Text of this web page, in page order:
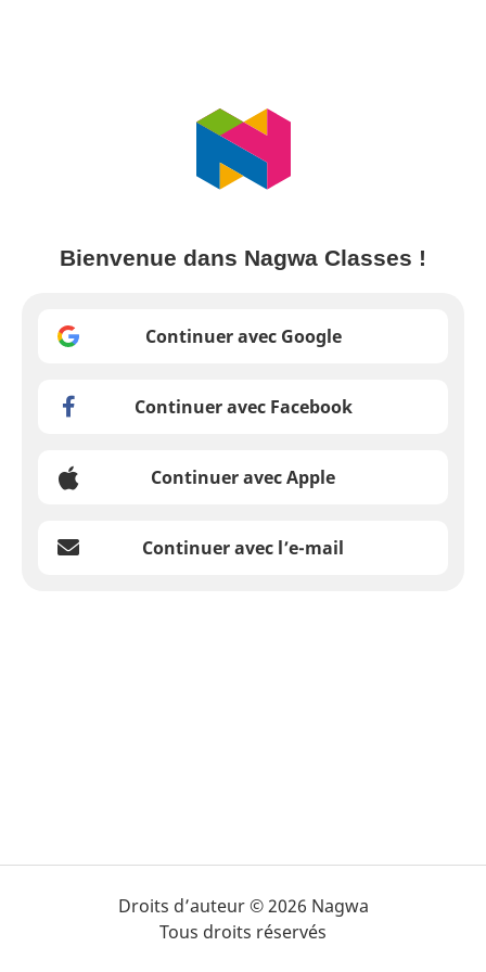
Bienvenue dans Nagwa Classes !
Continuer avec Google
Continuer avec Facebook
Continuer avec Apple
Continuer avec l’e-mail
Droits d’auteur © 2026 Nagwa
Tous droits réservés